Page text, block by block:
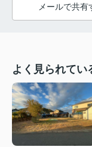
メールで共有
よく見られてい